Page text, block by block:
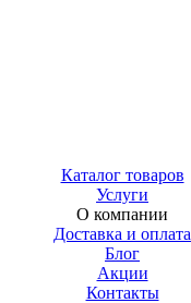
Каталог товаров
Услуги
О компании
Доставка и оплата
Блог
Акции
Контакты